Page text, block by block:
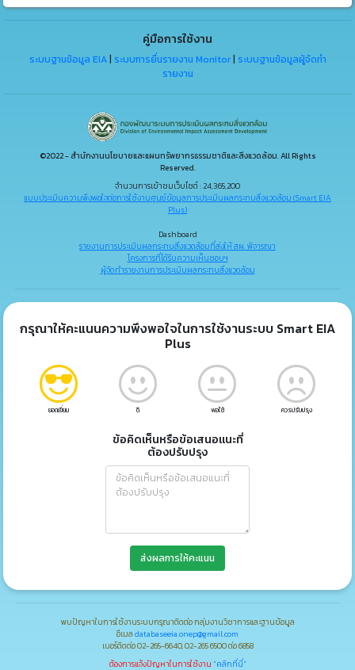
คู่มือการใช้งาน
ระบบฐานข้อมูล EIA| ระบบการยื่นรายงาน Monitor| ระบบฐานข้อมูลผู้จัดทำ
รายงาน
©2022 - สำนักงานนโยบายและแผนทรัพยากรธรรมชาติและสิ่งแวดล้อม. All Rights
Reserved.
จำนวนการเข้าชมเว็บไซต์ : 24,365,200
แบบประเมินความพึงพอใจต่อการใช้งานศูนย์ข้อมูลการประเมินผลกระทบสิ่งแวดล้อม (Smart EIA
Plus)
Dashboard
รายงานการประเมินผลกระทบสิ่งแวดล้อมที่ส่งให้ สผ. พิจารณา
โครงการที่ได้รับความเห็นชอบฯ
ผู้จัดทำรายงานการประเมินผลกระทบสิ่งแวดล้อม
กรุณาให้คะแนนความพึงพอใจในการใช้งานระบบ Smart EIA
Plus
ยอดเยี่ยม ดี พอใช้ ควรปรับปรุง
ข้อคิดเห็นหรือข้อเสนอแนะที่
ต้องปรับปรุง
ส่งผลการให้คะแนน
พบปัญหาในการใช้งานระบบกรุณาติดต่อ กลุ่มงานวิชาการและฐานข้อมูล
อีเมล databaseeia.onep@gmail.com
เบอร์ติดต่อ 02-265-6640, 02-265 6500 ต่อ 6858
ต้องการแจ้งปัญหาในการใช้งาน "คลิกที่นี่"